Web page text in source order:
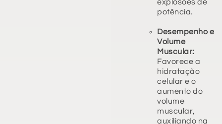
explosões de
potência.
Desempenho e
Volume
Muscular:
Favorece a
hidratação
celular e o
aumento do
volume
muscular,
auxiliando na